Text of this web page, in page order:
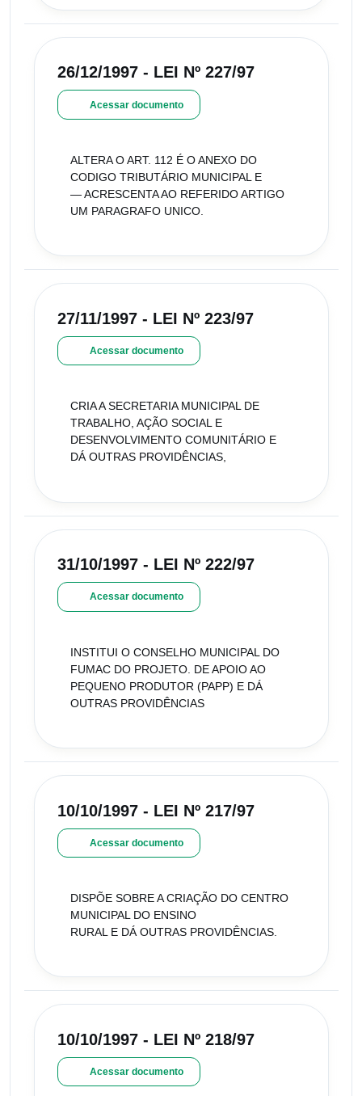
26/12/1997 - LEI Nº 227/97
Acessar documento
ALTERA O ART. 112 É O ANEXO DO
CODIGO TRIBUTÁRIO MUNICIPAL E
— ACRESCENTA AO REFERIDO ARTIGO
UM PARAGRAFO UNICO.
27/11/1997 - LEI Nº 223/97
Acessar documento
CRIA A SECRETARIA MUNICIPAL DE
TRABALHO, AÇÃO SOCIAL E
DESENVOLVIMENTO COMUNITÁRIO E
DÁ OUTRAS PROVIDÊNCIAS,
31/10/1997 - LEI Nº 222/97
Acessar documento
INSTITUI O CONSELHO MUNICIPAL DO
FUMAC DO PROJETO. DE APOIO AO
PEQUENO PRODUTOR (PAPP) E DÁ
OUTRAS PROVIDÊNCIAS
10/10/1997 - LEI Nº 217/97
Acessar documento
DISPÕE SOBRE A CRIAÇÃO DO CENTRO
MUNICIPAL DO ENSINO
RURAL E DÁ OUTRAS PROVIDÊNCIAS.
10/10/1997 - LEI Nº 218/97
Acessar documento